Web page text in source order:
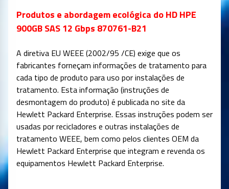
Produtos e abordagem ecológica do HD HPE
900GB SAS 12 Gbps 870761-B21
A diretiva EU WEEE (2002/95 /CE) exige que os
fabricantes forneçam informações de tratamento para
cada tipo de produto para uso por instalações de
tratamento. Esta informação (instruções de
desmontagem do produto) é publicada no site da
Hewlett Packard Enterprise. Essas instruções podem ser
usadas por recicladores e outras instalações de
tratamento WEEE, bem como pelos clientes OEM da
Hewlett Packard Enterprise que integram e revenda os
equipamentos Hewlett Packard Enterprise.